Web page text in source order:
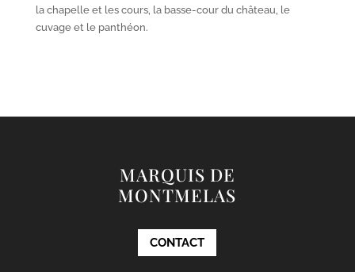
la chapelle et les cours, la basse-cour du château, le
cuvage et le panthéon.
MARQUIS DE
MONTMELAS
CONTACT